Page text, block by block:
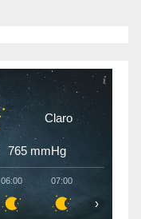
Claro
765 mmHg
06:00 07:00
›